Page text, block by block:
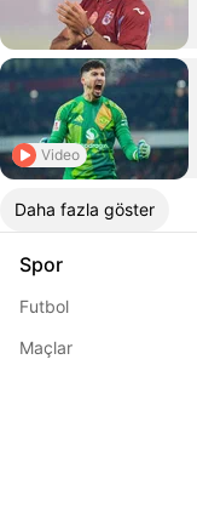
Video
Daha fazla göster
Spor
Futbol
Maçlar